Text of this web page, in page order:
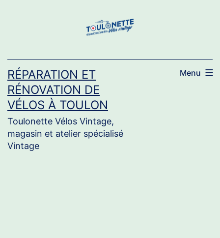
RÉPARATION ET
RÉNOVATION DE
VÉLOS À TOULON
Toulonette Vélos Vintage,
magasin et atelier spécialisé
Vintage
Menu